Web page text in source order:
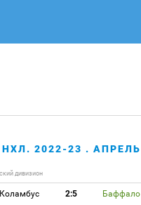
НХЛ. 2022-23 . АПРЕЛЬ
дивизион
Коламбус 2:5 Баффало